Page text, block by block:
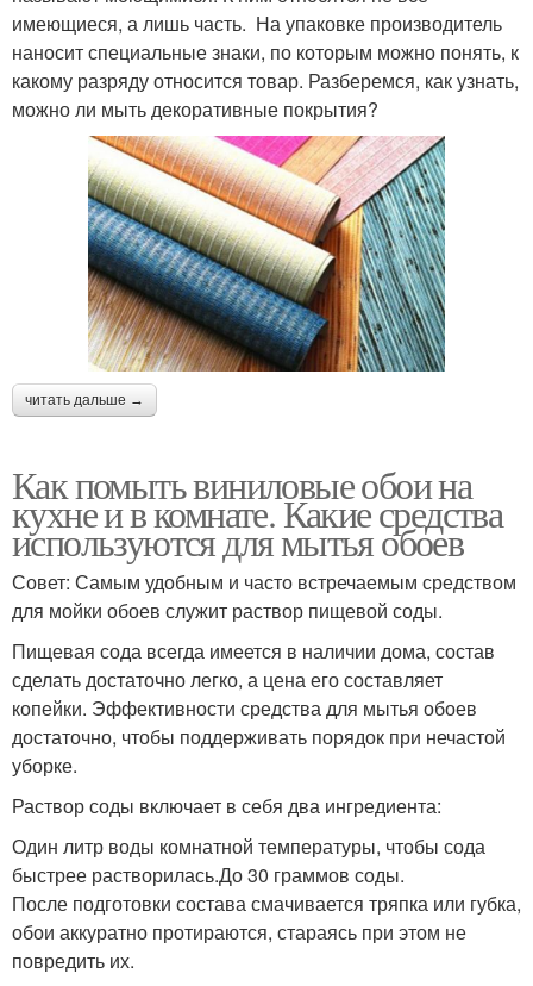
имеющиеся, а лишь часть. На упаковке производитель
наносит специальные знаки, по которым можно понять, к
какому разряду относится товар. Разберемся, как узнать,
можно ли мыть декоративные покрытия?
читать дальше →
Как помыть виниловые обои на
кухне и в комнате. Какие средства
используются для мытья обоев
Совет: Самым удобным и часто встречаемым средством
для мойки обоев служит раствор пищевой соды.
Пищевая сода всегда имеется в наличии дома, состав
сделать достаточно легко, а цена его составляет
копейки. Эффективности средства для мытья обоев
достаточно, чтобы поддерживать порядок при нечастой
уборке.
Раствор соды включает в себя два ингредиента:
Один литр воды комнатной температуры, чтобы сода
быстрее растворилась.До 30 граммов соды.
После подготовки состава смачивается тряпка или губка,
обои аккуратно протираются, стараясь при этом не
повредить их.